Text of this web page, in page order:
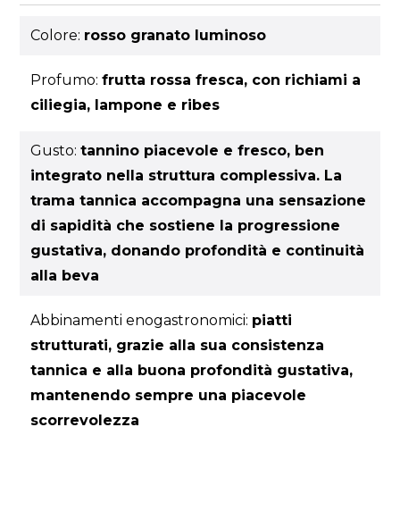
Colore: rosso granato luminoso
Profumo:frutta rossa fresca, con richiami a
ciliegia, lampone e ribes
Gusto:tannino piacevole e fresco, ben
integrato nella struttura complessiva. La
trama tannica accompagna una sensazione
di sapidità che sostiene la progressione
gustativa, donando profondità e continuità
alla beva
Abbinamenti enogastronomici: piatti
strutturati, grazie alla sua consistenza
tannica e alla buona profondità gustativa,
mantenendo sempre una piacevole
scorrevolezza